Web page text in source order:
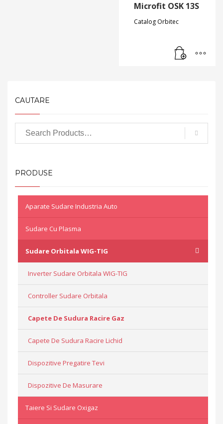
Microfit OSK 13S
Catalog Orbitec
CAUTARE
PRODUSE
Aparate Sudare Industria Auto
Sudare Cu Plasma
Sudare Orbitala WIG-TIG
Inverter Sudare Orbitala WIG-TIG
Controller Sudare Orbitala
Capete De Sudura Racire Gaz
Capete De Sudura Racire Lichid
Dispozitive Pregatire Tevi
Dispozitive De Masurare
Taiere Si Sudare Oxigaz